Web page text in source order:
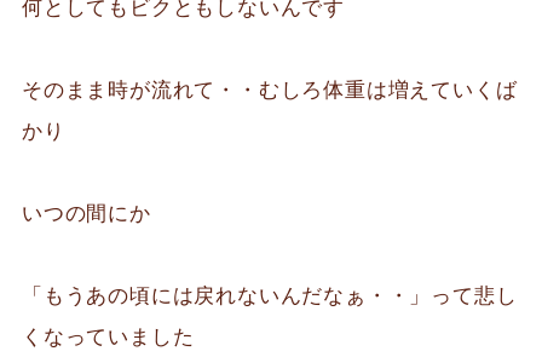
何としてもビクともしないんです
そのまま時が流れて・・むしろ体重は増えていくば
かり
いつの間にか
「もうあの頃には戻れないんだなぁ・・」って悲し
くなっていました